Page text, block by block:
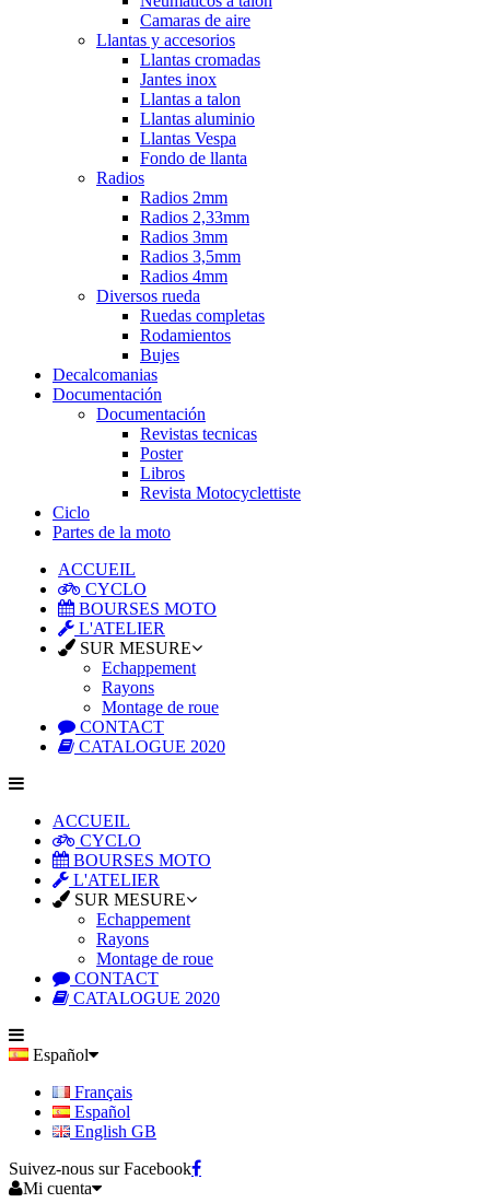
Camaras de aire
Llantas y accesorios
Llantas cromadas
Jantes inox
Llantas a talon
Llantas aluminio
Llantas Vespa
Fondo de llanta
Radios
Radios 2mm
Radios 2,33mm
Radios 3mm
Radios 3,5mm
Radios 4mm
Diversos rueda
Ruedas completas
Rodamientos
Bujes
Decalcomanias
Documentación
Documentación
Revistas tecnicas
Poster
Libros
Revista Motocyclettiste
Ciclo
Partes de la moto
ACCUEIL
CYCLO
BOURSES MOTO
L'ATELIER
SUR MESURE
Echappement
Rayons
Montage de roue
CONTACT
CATALOGUE 2020
ACCUEIL
CYCLO
BOURSES MOTO
L'ATELIER
SUR MESURE
Echappement
Rayons
Montage de roue
CONTACT
CATALOGUE 2020
Español
Français
Español
English GB
Suivez-nous sur Facebook
Mi cuenta